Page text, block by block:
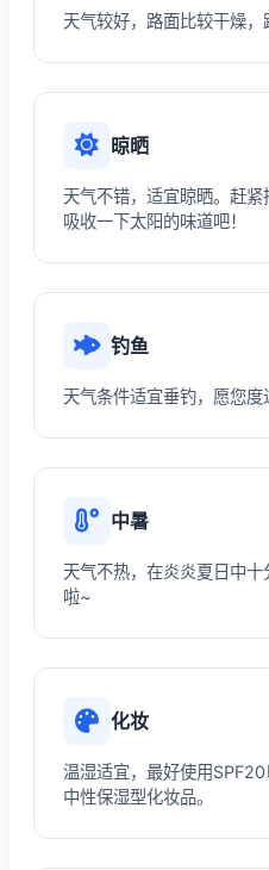
天气较好，路面比较干燥，
晾晒
天气不错，适宜晾晒。赶
吸收一下太阳的味道吧！
钓鱼
天气条件适宜垂钓，愿您度
中暑
天气不热，在炎炎夏日中
啦~
化妆
温湿适宜，最好使用
中性保湿型化妆品。